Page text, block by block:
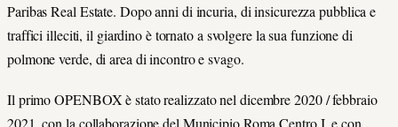
Paribas Real Estate. Dopo anni di incuria, di insicurezza pubblica e
traffici illeciti, il giardino è tornato a svolgere la sua funzione di
polmone verde, di area di incontro e svago.
Il primo OPENBOX è stato realizzato nel dicembre 2020 / febbraio
2021, con la collaborazione del Municipio Roma Centro I, e con